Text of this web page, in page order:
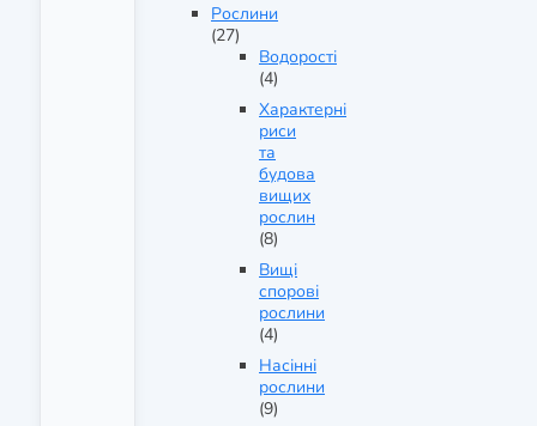
Рослини
(27)
Водорості
(4)
Характерні
риси
та
будова
вищих
рослин
(8)
Вищі
спорові
рослини
(4)
Насінні
рослини
(9)